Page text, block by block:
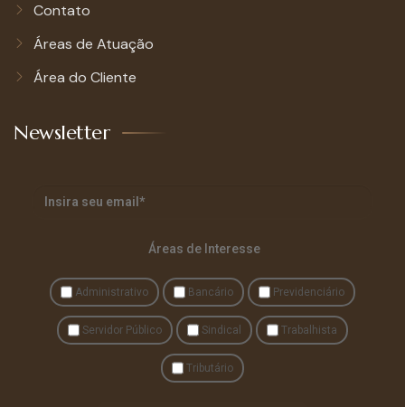
Contato
Áreas de Atuação
Área do Cliente
Newsletter
Áreas de Interesse
Administrativo Bancário Previdenciário
Servidor Público Sindical Trabalhista
Tributário